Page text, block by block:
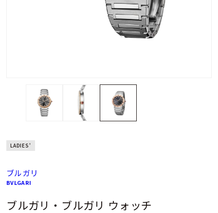
LADIES'
ブルガリ
BVLGARI
ブルガリ・ブルガリ ウォッチ